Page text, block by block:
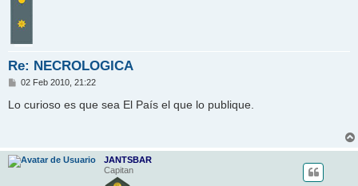
Re: NECROLOGICA
M
n
02 Feb 2010, 21:22
Lo curioso es que sea El País el que lo publique.
JANTSBAR
Capitan